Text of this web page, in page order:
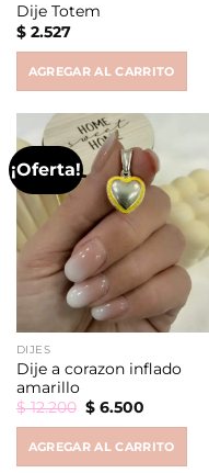
Dije Totem
$2.527
AGREGAR AL CARRITO
¡Oferta!
DIJES
Dije a corazon inflado
amarillo
$12.200 Original
price
$ 12.200.
$6.500Current
$ 6.500.
AGREGAR AL CARRITO